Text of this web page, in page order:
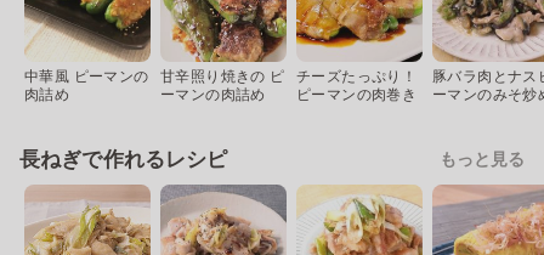
中華風 ピーマンの
肉詰め
甘辛照り焼きの ピ
ーマンの肉詰め
チーズたっぷり！
ピーマンの肉巻き
豚バラ肉とナス
ーマンのみそ炒
長ねぎで作れるレシピ もっと見る